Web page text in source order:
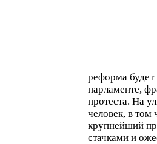
реформа будет
парламенте,
протеста. На
человек, в
крупнейший
стачками и